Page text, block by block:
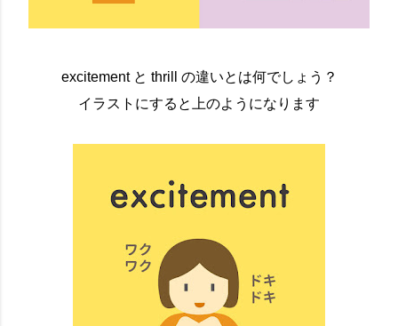
excitement と thrill の違いとは何でしょう？
イラストにすると上のようになります